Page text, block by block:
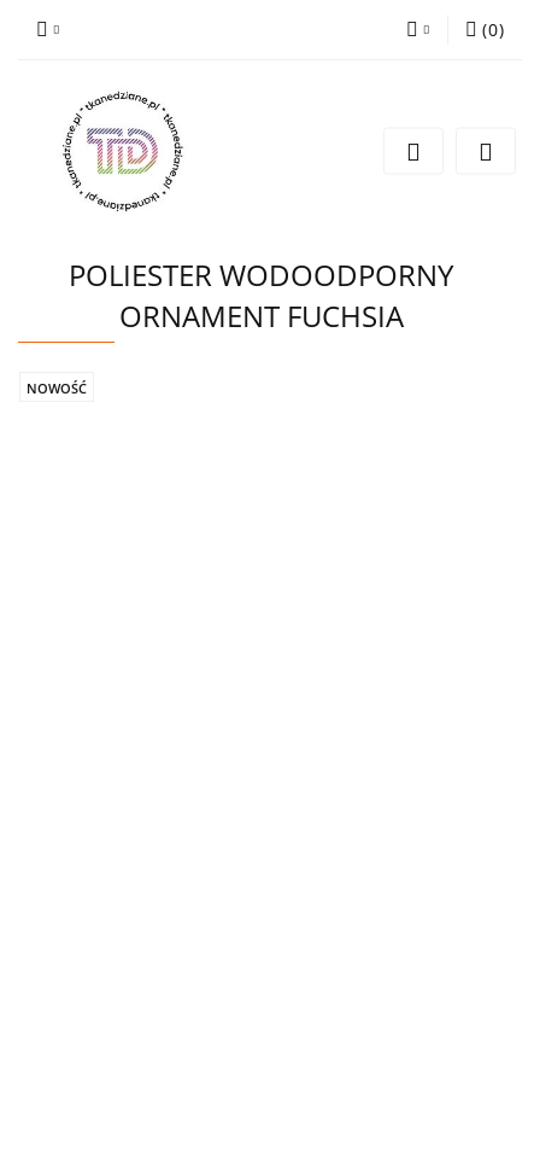
Wyślij e-mail
(0)
POLIESTER WODOODPORNY
ORNAMENT FUCHSIA
NOWOŚĆ